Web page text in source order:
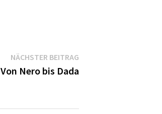
NÄCHSTER BEITRAGNächster
Beitrag:
Nero bis Dada